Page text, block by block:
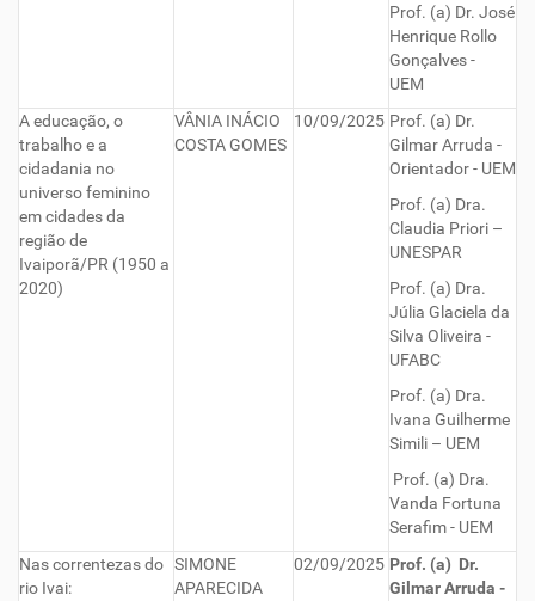
Prof. (a) Dr. José
Henrique Rollo
Gonçalves -
UEM
A educação, o
trabalho e a
cidadania no
universo feminino
em cidades da
região de
Ivaiporã/PR (1950 a
2020)
VÂNIA INÁCIO
COSTA GOMES
10/09/2025 Prof. (a) Dr.
Gilmar Arruda -
Orientador - UEM
Prof. (a) Dra.
Claudia Priori –
UNESPAR
Prof. (a) Dra.
Júlia Glaciela da
Silva Oliveira -
UFABC
Prof. (a) Dra.
Ivana Guilherme
Simili – UEM
Prof. (a) Dra.
Vanda Fortuna
Serafim - UEM
Nas correntezas do
rio Ivai:
SIMONE
APARECIDA
02/09/2025 Prof. (a) Dr.
Gilmar Arruda -